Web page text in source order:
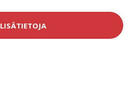
LISÄTIETOJA